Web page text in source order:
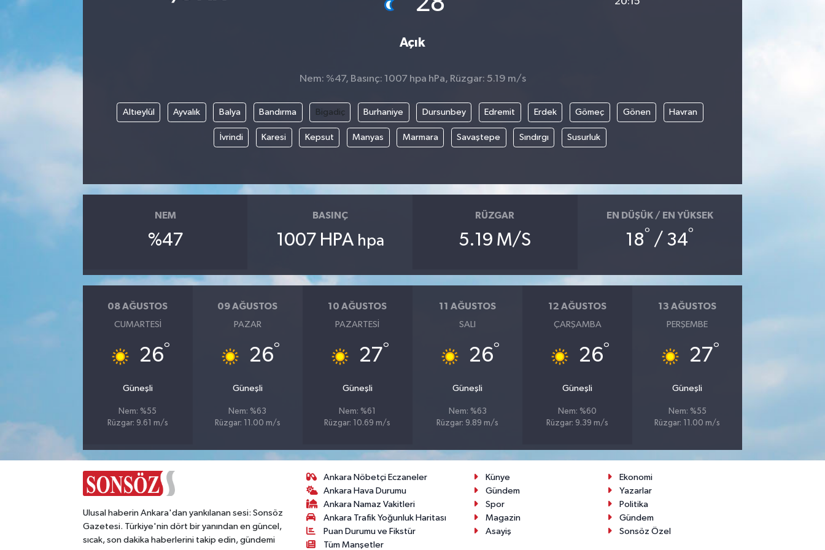
Açık
Nem: %47, Basınç: 1007 hpa hPa, Rüzgar: 5.19 m/s
Altıeylül Ayvalık Balya Bandırma Bigadiç Burhaniye Dursunbey Edremit Erdek Gömeç Gönen Havran
İvrindi Karesi Kepsut Manyas Marmara Savaştepe Sındırgı Susurluk
NEM
%47
BASINÇ
1007 HPA hpa
RÜZGAR
5.19 M/S
EN DÜŞÜK / EN YÜKSEK
18° / 34°
08 AĞUSTOS
CUMARTESI
26°
Güneşli
Nem: %55
Rüzgar: 9.61 m/s
09 AĞUSTOS
PAZAR
26°
Güneşli
Nem: %63
Rüzgar: 11.00 m/s
10 AĞUSTOS
PAZARTESI
27°
Güneşli
Nem: %61
Rüzgar: 10.69 m/s
11 AĞUSTOS
SALI
26°
Güneşli
Nem: %63
Rüzgar: 9.89 m/s
12 AĞUSTOS
ÇARŞAMBA
26°
Güneşli
Nem: %60
Rüzgar: 9.39 m/s
13 AĞUSTOS
PERŞEMBE
27°
Güneşli
Nem: %55
Rüzgar: 11.00 m/s
Ulusal haberin Ankara'dan yankılanan sesi: Sonsöz
Gazetesi. Türkiye'nin dört bir yanından en güncel,
sıcak, son dakika haberlerini takip edin, gündemi
Ankara Nöbetçi Eczaneler
Ankara Hava Durumu
Ankara Namaz Vakitleri
Ankara Trafik Yoğunluk Haritası
Puan Durumu ve Fikstür
Tüm Manşetler
Künye
Ekonomi
Gündem
Yazarlar
Spor
Politika
Magazin
Gündem
Asayiş
Sonsöz Özel
Eleman
Siyaset
Sokak Hayvanlarını Sahiplendirme
Sonsöz Özel